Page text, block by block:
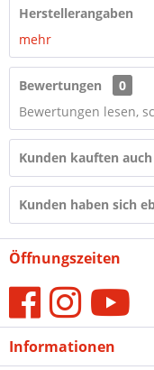
Herstellerangaben
mehr
Bewertungen
0
Bewertungen lesen,
Kunden kauften auch
Kunden haben sich
Öffnungszeiten
Informationen